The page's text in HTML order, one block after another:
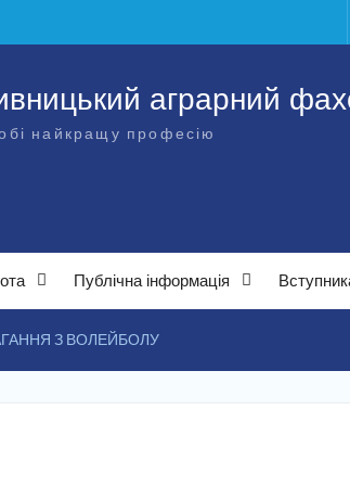
аграрний
найкращу професію
Публічна інформація
З ВОЛЕЙБОЛУ